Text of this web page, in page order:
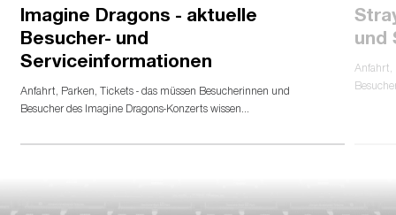
Imagine Dragons - aktuelle
Besucher- und
Serviceinformationen
Anfahrt, Parken, Tickets - das müssen Besucherinnen und
Besucher des Imagine Dragons-Konzerts wissen...
und
Anfahrt,